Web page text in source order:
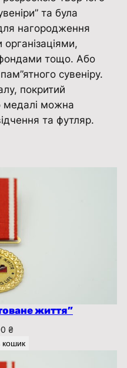
та була
нагородження
тощо. Або
сувеніру.
покритий
медалі можна
та футляр.
життя”
₴
кошик